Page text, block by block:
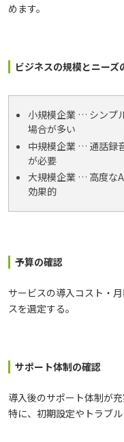
めます。
ビジネスの規模とニーズ
小規模企業 … シンプ
場合が多い
中規模企業 … 通話録
が必要
大規模企業 … 高度な
効果的
予算の確認
サービスの導入コスト・
スを選定する。
サポート体制の確認
導入後のサポート体制が充
特に、初期設定やトラブ